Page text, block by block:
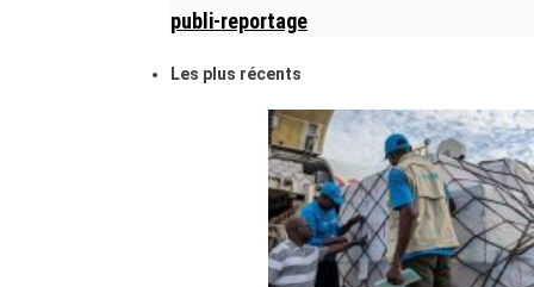
publi-reportage
Les plus récents